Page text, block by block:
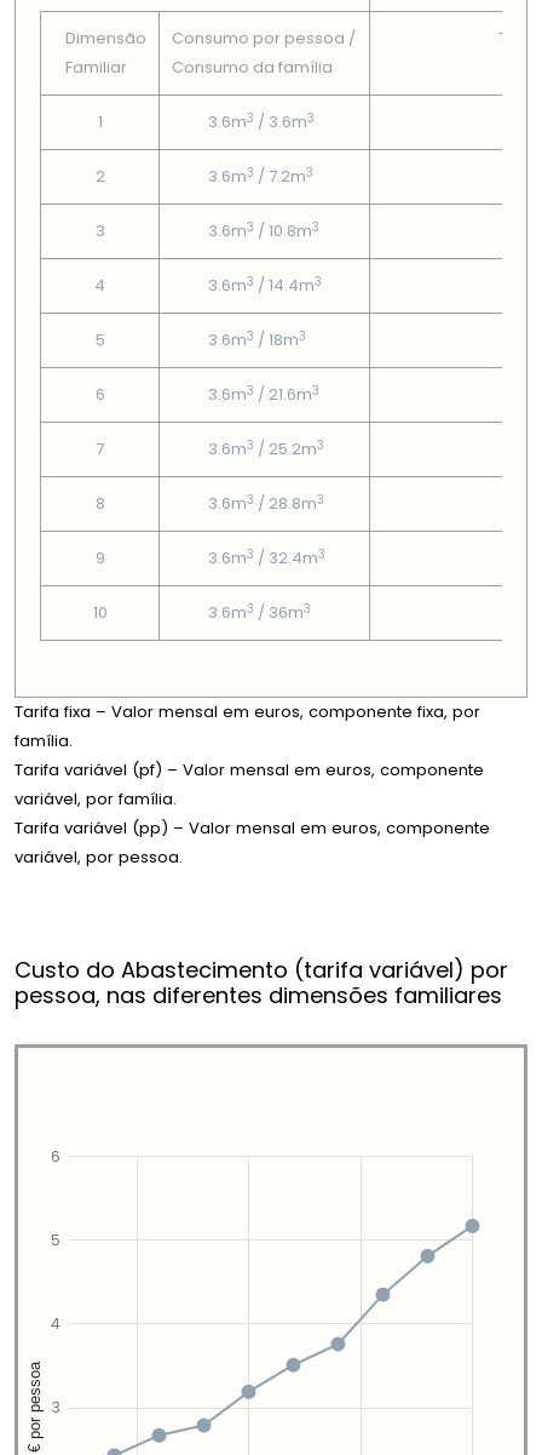
Dimensão
Familiar
Consumo por pessoa /
Consumo da famí­lia
Tarifa
1 3.6m3 / 3.6m3
2 3.6m3 / 7.2m3
3 3.6m3 / 10.8m3
4 3.6m3 / 14.4m3
5 3.6m3 / 18m3
6 3.6m3 / 21.6m3
7 3.6m3 / 25.2m3
8 3.6m3 / 28.8m3
9 3.6m3 / 32.4m3
10 3.6m3 / 36m3
Tarifa fixa – Valor mensal em euros, componente fixa, por
família.
Tarifa variável (pf) – Valor mensal em euros, componente
variável, por família.
Tarifa variável (pp) – Valor mensal em euros, componente
variável, por pessoa.
Custo do Abastecimento (tarifa variável) por
pessoa, nas diferentes dimensões familiares
3
4
5
6
€ por pessoa